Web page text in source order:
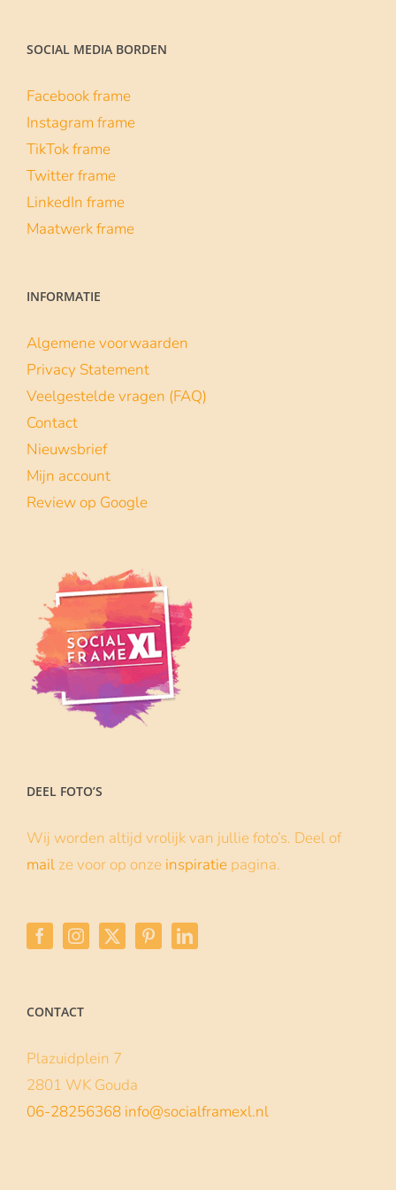
SOCIAL MEDIA BORDEN
Facebook frame
Instagram frame
TikTok frame
Twitter frame
LinkedIn frame
Maatwerk frame
INFORMATIE
Algemene voorwaarden
Privacy Statement
Veelgestelde vragen (FAQ)
Contact
Nieuwsbrief
Mijn account
Review op Google
DEEL FOTO’S
Wij worden altijd vrolijk van jullie foto’s. Deel of
mail ze voor op onze inspiratie pagina.
CONTACT
Plazuidplein 7
2801 WK Gouda
06-28256368 info@socialframexl.nl